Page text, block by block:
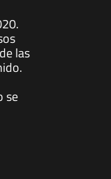
las
se